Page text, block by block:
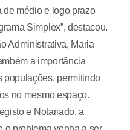
médio e logo prazo
Simplex”, destacou.
Administrativa, Maria
a importância
populações, permitindo
no mesmo espaço.
e Notariado, a